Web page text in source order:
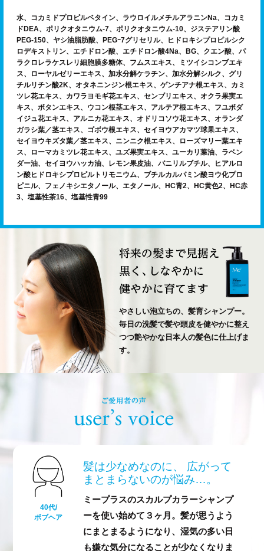
水、コカミドプロピルベタイン、ラウロイルメチルアラニンNa、コカミ
ドDEA、ポリクオタニウム-7、ポリクオタニウム-10、ジステアリン酸
PEG-150、ヤシ油脂肪酸、PEGｰ7グリセリル、ヒドロキシプロピルシク
ロデキストリン、エチドロン酸、エチドロン酸4Na、BG、クエン酸、パ
ラクロレラケスレリ細胞膜多糖体、フムスエキス、ミツイシコンブエキ
ス、ローヤルゼリーエキス、加水分解ケラチン、加水分解シルク、グリ
チルリチン酸2K、オタネニンジン根エキス、ゲンチアナ根エキス、カミ
ツレ花エキス、カワラヨモギ花エキス、センブリエキス、オクラ果実エ
キス、ボタンエキス、ウコン根茎エキス、アルテア根エキス、フユボダ
イジュ花エキス、アルニカ花エキス、オドリコソウ花エキス、オランダ
ガラシ葉／茎エキス、ゴボウ根エキス、セイヨウアカマツ球果エキス、
セイヨウキズタ葉／茎エキス、ニンニク根エキス、ローズマリー葉エキ
ス、ローマカミツレ花エキス、ユズ果実エキス、ユーカリ葉油、ラベン
ダー油、セイヨウハッカ油、レモン果皮油、バニリルブチル、ヒアルロ
ン酸ヒドロキシプロピルトリモニウム、ブチルカルパミン酸ヨウ化プロ
ピニル、フェノキシエタノール、エタノール、HC青2、HC黄色2、HC赤
3、塩基性茶16、塩基性青99
やさしい泡立ちの、髪育シャンプー。
毎日の洗髪で髪や頭皮を健やかに整え
つつ艶やかな日本人の髪色に仕上げま
す。
40代/
ボブヘア
髪は少なめなのに、
広がって
まとまらないのが悩み…。
ミープラスのスカルプカラーシャンプ
ーを使い始めて３ヶ月。髪が思うよう
にまとまるようになり、湿気の多い日
も嫌な気分になることが少なくなりま